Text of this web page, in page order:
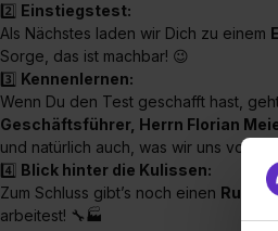
2️⃣ Einstiegstest:
Als Nächstes laden wir Dich zu einem
Sorge, das ist machbar! 😉
3️⃣ Kennenlernen:
Wenn Du den Test geschafft hast,
Geschäftsführer, Herrn Florian
und natürlich auch, was wir uns von Dir
4️⃣ Blick hinter die Kulissen:
Zum Schluss gibt’s noch einen
arbeitest! 🔧🏭